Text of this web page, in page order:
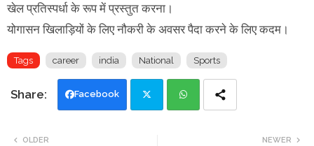
खेल प्रतिस्पर्धा के रूप में प्रस्तुत करना।
योगासन खिलाड़ियों के लिए नौकरी के अवसर पैदा करने के लिए कदम।
Tags career india National Sports
Facebook
NEWER
OLDER